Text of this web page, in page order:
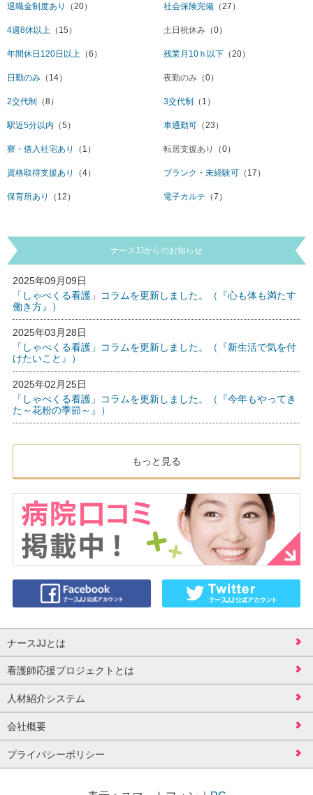
退職金制度あり （20） 社会保険完備 （27）
4週8休以上 （15） 土日祝休み （0）
年間休日120日以上 （6） 残業月10ｈ以下 （20）
日勤のみ （14） 夜勤のみ （0）
2交代制 （8） 3交代制 （1）
駅近5分以内 （5） 車通勤可 （23）
寮・借入社宅あり （1） 転居支援あり （0）
資格取得支援あり （4） ブランク・未経験可 （17）
保育所あり （12） 電子カルテ （7）
ナースJJからのお知らせ
2025年09月09日
「しゃべくる看護」コラムを更新しました。（『心も体も満たす
働き方』）
2025年03月28日
「しゃべくる看護」コラムを更新しました。（『新生活で気を付
けたいこと』）
2025年02月25日
「しゃべくる看護」コラムを更新しました。（『今年もやってき
た～花粉の季節～』）
もっと見る
ナースJJとは
看護師応援プロジェクトとは
人材紹介システム
会社概要
プライバシーポリシー